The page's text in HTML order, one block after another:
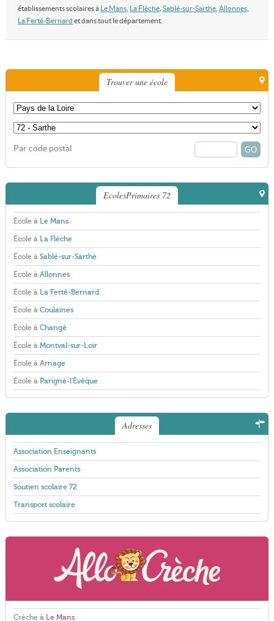
établissements scolaires à Le Mans, La Flèche, Sablé-sur-Sarthe, Allonnes,
La Ferté-Bernard et dans tout le département.
Trouver une école
Par code postal
EcolesPrimaires 72
École à Le Mans
École à La Flèche
École à Sablé-sur-Sarthe
École à Allonnes
École à La Ferté-Bernard
École à Coulaines
École à Changé
École à Montval-sur-Loir
École à Arnage
École à Parigné-l'Évêque
Adresses
Association Enseignants
Association Parents
Soutien scolaire 72
Transport scolaire
Crèche à Le Mans